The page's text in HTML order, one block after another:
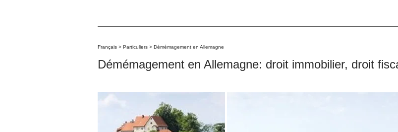
Français > Particuliers > Démémagement en Allemagne
Démémagement en Allemagne: droit immobilier, droit